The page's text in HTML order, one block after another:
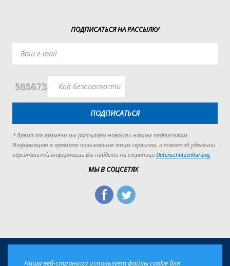
ПОДПИСАТЬСЯ НА РАССЫЛКУ
ПОДПИСАТЬСЯ
* Время от времени мы рассылаем новости нашим подписчикам.
Информацию о правилах пользования этим сервисом, а также об удалении
персональной информации Вы найдете на странице Datenschutzerklärung.
МЫ В СОЦСЕТЯХ
Наша веб-страница использует файлы cookie для